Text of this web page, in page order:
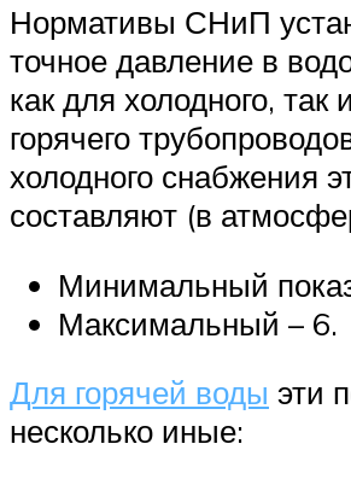
Нормативы СНиП
точное давление в
как для холодного, так
горячего
холодного снабжения
составляют (в
Минимальный
Максимальный – 6.
Для горячей воды эти
несколько иные: